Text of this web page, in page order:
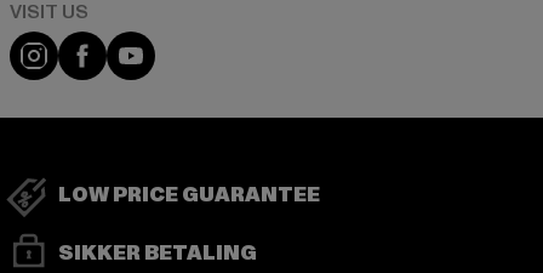
Visit our Instagram page:
Visit our Facebook page:
Visit our YouTube channel:
LOW PRICE GUARANTEE
SIKKER BETALING